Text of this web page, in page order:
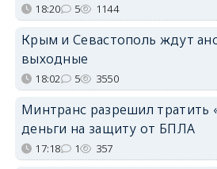
18:20 5 1144
Крым и Севастополь ждут
выходные
18:02 5 3550
Минтранс разрешил тратить
деньги на защиту от БПЛА
17:18 1 357